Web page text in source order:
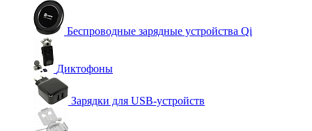
Беспроводные зарядные устройства Qi
Диктофоны
Зарядки для USB-устройств